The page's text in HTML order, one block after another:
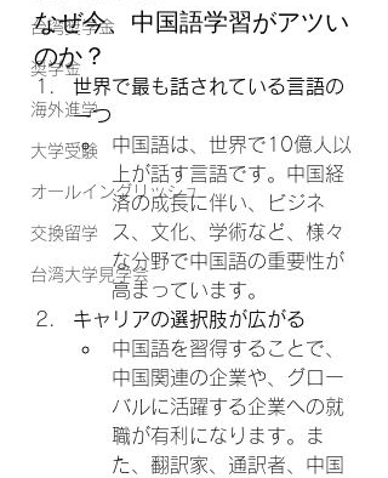
台湾奨学金
奨学金
海外進学
大学受験
オールイングリッシュ
交換留学
台湾大学見学会
なぜ今、中国語学習がアツい
のか？
世界で最も話されている言語の
一つ
中国語は、世界で10億人以
上が話す言語です。中国経
済の成長に伴い、ビジネ
ス、文化、学術など、様々
な分野で中国語の重要性が
高まっています。
キャリアの選択肢が広がる
中国語を習得することで、
中国関連の企業や、グロー
バルに活躍する企業への就
職が有利になります。ま
た、翻訳家、通訳者、中国